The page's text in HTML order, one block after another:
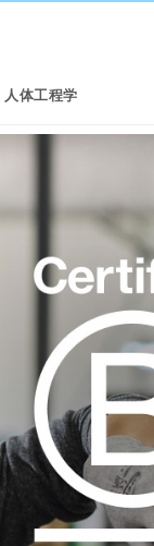
人体工程学